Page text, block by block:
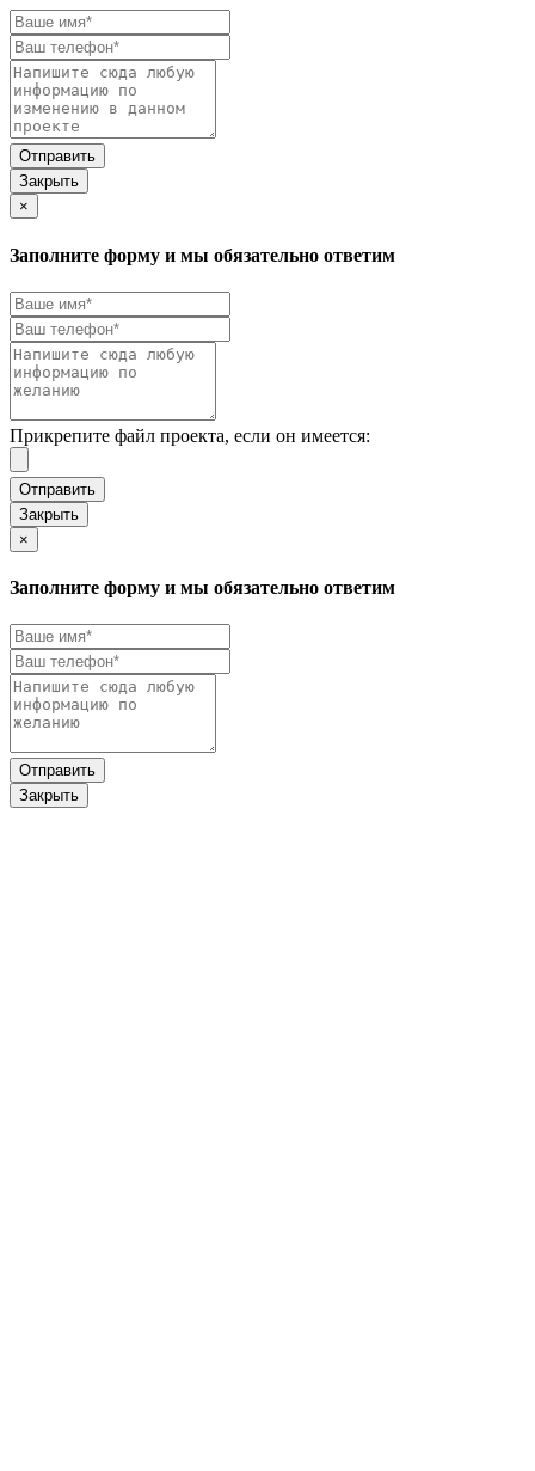
Закрыть
×
Заполните форму и мы обязательно ответим
Прикрепите файл проекта, если он имеется:
Закрыть
×
Заполните форму и мы обязательно ответим
Закрыть